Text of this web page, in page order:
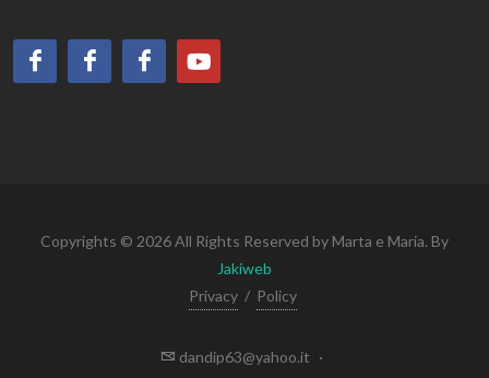
Copyrights © 2026 All Rights Reserved by Marta e Maria. By
Jakiweb
Privacy / Policy
dandip63@yahoo.it ·